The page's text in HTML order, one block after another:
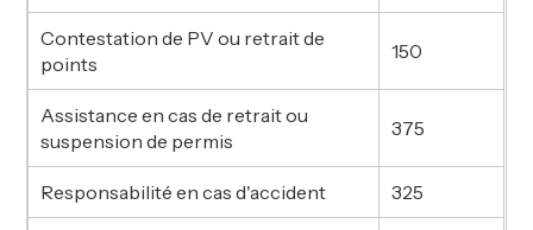
Contestation de PV ou retrait de
points
150
Assistance en cas de retrait ou
suspension de permis
375
Responsabilité en cas d'accident 325